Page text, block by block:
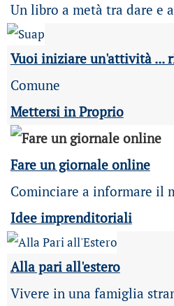
Un libro a metà tra dare e
Vuoi iniziare un'attività ...
Comune
Mettersi in Proprio
Fare un giornale online
Cominciare a informare il
Idee imprenditoriali
Alla pari all'estero
Vivere in una famiglia